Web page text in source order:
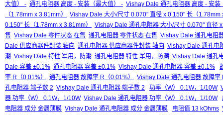
大值） - 通孔电阻器 高度 - 安装（最大值） - Vishay Dale 通孔电阻器 高度 - 安装
（1.78mm x 3.81mm）
Vishay Dale 大小/尺寸 0.070" 直径 x 0.150" 长（1.78mm
0.150" 长（1.78mm x 3.81mm）
Vishay Dale 通孔电阻器 大小/尺寸 0.070" 直径
售 Vishay Dale 零件状态 在售 通孔电阻器 零件状态 在售 Vishay Dale 通孔电阻
Dale 供应商器件封装 轴向 通孔电阻器 供应商器件封装 轴向 Vishay Dale 通孔电
潮 Vishay Dale 特性 军用，防潮 通孔电阻器 特性 军用，防潮 Vishay Dale 通孔
Dale 容差 ±0.1% 通孔电阻器 容差 ±0.1% Vishay Dale 通孔电阻器 容差 ±0.1%
率 R（0.01%）
通孔电阻器 故障率 R（0.01%）
Vishay Dale 通孔电阻器 故障率
孔电阻器 端子数 2 Vishay Dale 通孔电阻器 端子数 2 功率（W） 0.1W，1/10W
器 功率（W） 0.1W，1/10W Vishay Dale 通孔电阻器 功率（W） 0.1W，1/10W
电阻器 成分 金属薄膜 Vishay Dale 通孔电阻器 成分 金属薄膜 电阻值 13 kOhms